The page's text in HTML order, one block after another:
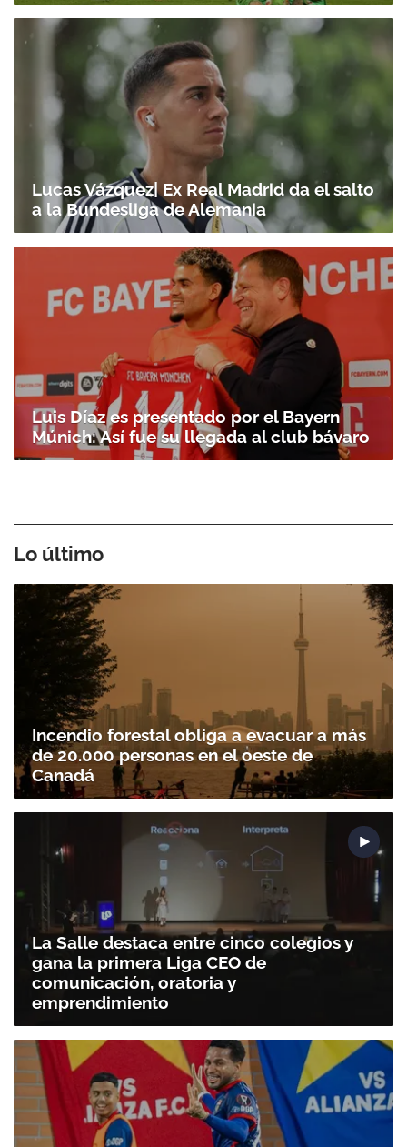
Lucas Vázquez| Ex Real Madrid da el salto
a la Bundesliga de Alemania
Luis Díaz es presentado por el Bayern
Múnich: Así fue su llegada al club bávaro
Lo último
Incendio forestal obliga a evacuar a más
de 20.000 personas en el oeste de
Canadá
La Salle destaca entre cinco colegios y
gana la primera Liga CEO de
comunicación, oratoria y
emprendimiento